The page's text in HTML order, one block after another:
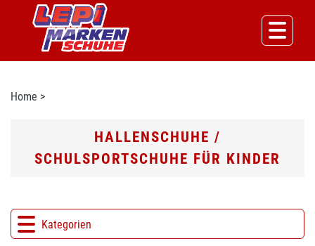
Home >
HALLENSCHUHE /
SCHULSPORTSCHUHE FÜR KINDER
Kategorien